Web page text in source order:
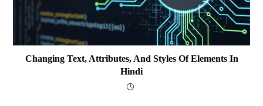
Changing Text, Attributes, And Styles Of Elements In
Hindi